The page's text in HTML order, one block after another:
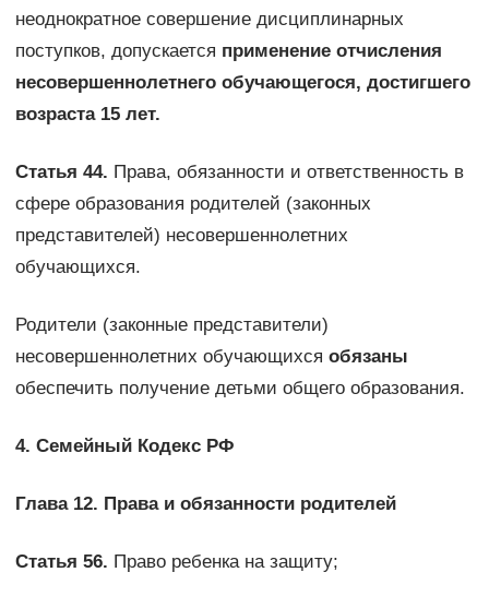
неоднократное совершение дисциплинарных
поступков, допускается применение отчисления
несовершеннолетнего обучающегося, достигшего
возраста 15 лет.
Статья 44. Права, обязанности и ответственность в
сфере образования родителей (законных
представителей) несовершеннолетних
обучающихся.
Родители (законные представители)
несовершеннолетних обучающихся обязаны
обеспечить получение детьми общего образования.
4. Семейный Кодекс РФ
Глава 12. Права и обязанности родителей
Статья 56. Право ребенка на защиту;